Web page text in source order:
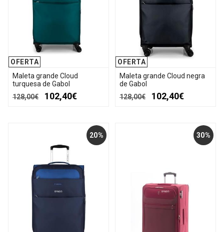
OFERTA
Maleta grande Cloud
turquesa de Gabol
128,00€
102,40€
OFERTA
Maleta grande Cloud negra
de Gabol
128,00€
102,40€
20% 30%